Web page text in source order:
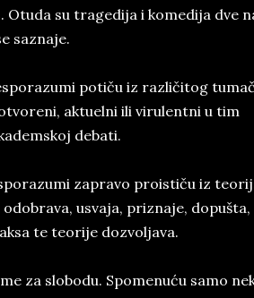
Otuda su tragedija i komedija dve
saznaje.
potiču iz različitog
aktuelni ili virulentni u tim
debati.
zapravo proističu iz
usvaja, priznaje, dopušta,
te teorije dozvoljava.
za slobodu. Spomenuću samo